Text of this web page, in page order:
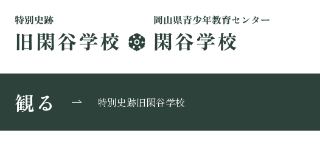
観る 特別史跡旧閑谷学校